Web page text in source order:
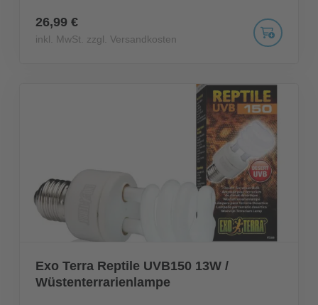
26,99 €
inkl. MwSt. zzgl. Versandkosten
Exo Terra Reptile UVB150 13W /
Wüstenterrarienlampe